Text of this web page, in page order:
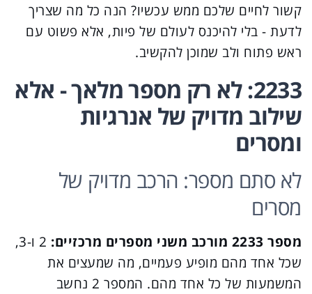
קשור לחיים שלכם ממש עכשיו? הנה כל מה שצריך
לדעת - בלי להיכנס לעולם של פיות, אלא פשוט עם
ראש פתוח ולב שמוכן להקשיב.
2233: לא רק מספר מלאך - אלא
שילוב מדויק של אנרגיות
ומסרים
לא סתם מספר: הרכב מדויק של
מסרים
מספר 2233 מורכב משני מספרים מרכזיים:
2 ו-3,
שכל אחד מהם מופיע פעמיים, מה שמעצים את
המשמעות של כל אחד מהם. המספר 2 נחשב